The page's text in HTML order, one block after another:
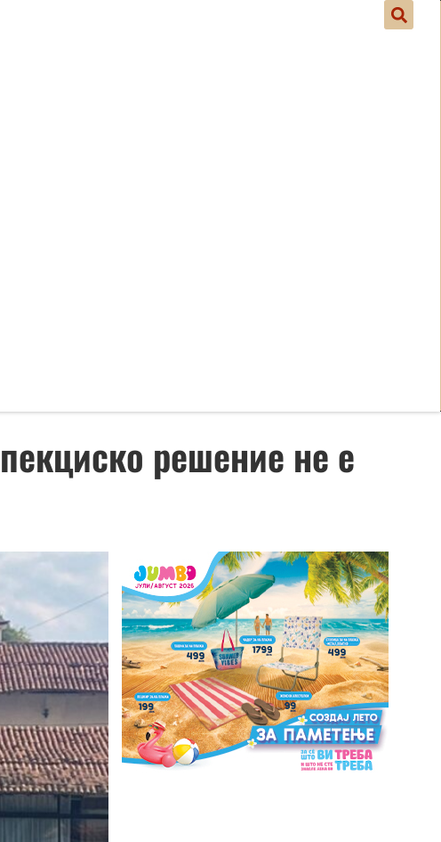
решение не е